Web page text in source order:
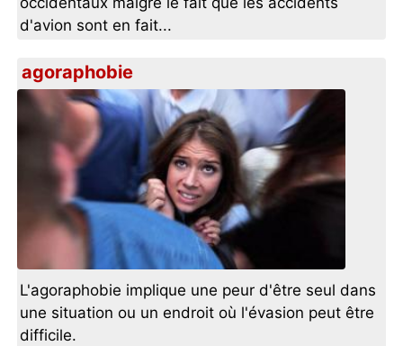
d'avion sont en fait...
agoraphobie
L'agoraphobie implique une peur d'être seul dans
une situation ou un endroit où l'évasion peut être
difficile.